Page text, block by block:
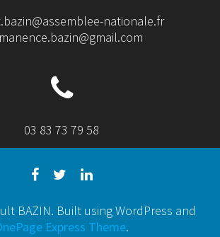
nationale.fr
03 83 73 79 58
BAZIN. Built using WordPress and
Express Theme.